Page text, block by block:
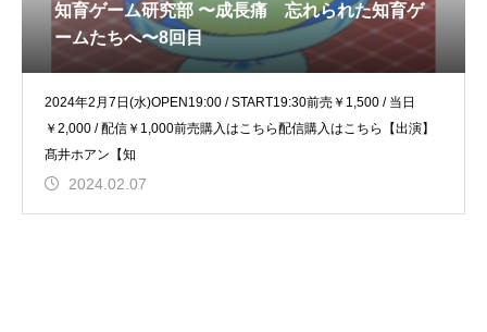
知育ゲーム研究部 〜成長痛 忘れられた知育ゲ
ームたちへ〜8回目
2024年2月7日(水)OPEN19:00 / START19:30前売￥1,500 / 当日
￥2,000 / 配信￥1,000前売購入はこちら配信購入はこちら【出演】
髙井ホアン【知
2024.02.07